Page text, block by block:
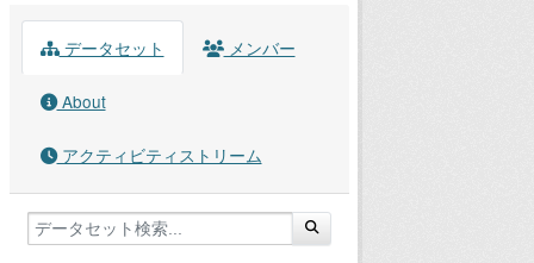
データセット メンバー
About
アクティビティストリーム